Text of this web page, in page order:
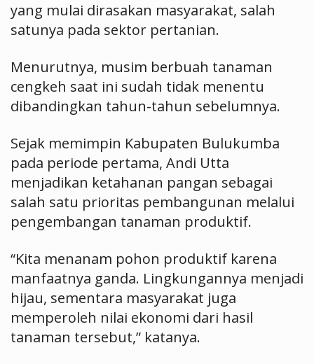
yang mulai dirasakan masyarakat, salah
satunya pada sektor pertanian.
Menurutnya, musim berbuah tanaman
cengkeh saat ini sudah tidak menentu
dibandingkan tahun-tahun sebelumnya.
Sejak memimpin Kabupaten Bulukumba
pada periode pertama, Andi Utta
menjadikan ketahanan pangan sebagai
salah satu prioritas pembangunan melalui
pengembangan tanaman produktif.
“Kita menanam pohon produktif karena
manfaatnya ganda. Lingkungannya menjadi
hijau, sementara masyarakat juga
memperoleh nilai ekonomi dari hasil
tanaman tersebut,” katanya.